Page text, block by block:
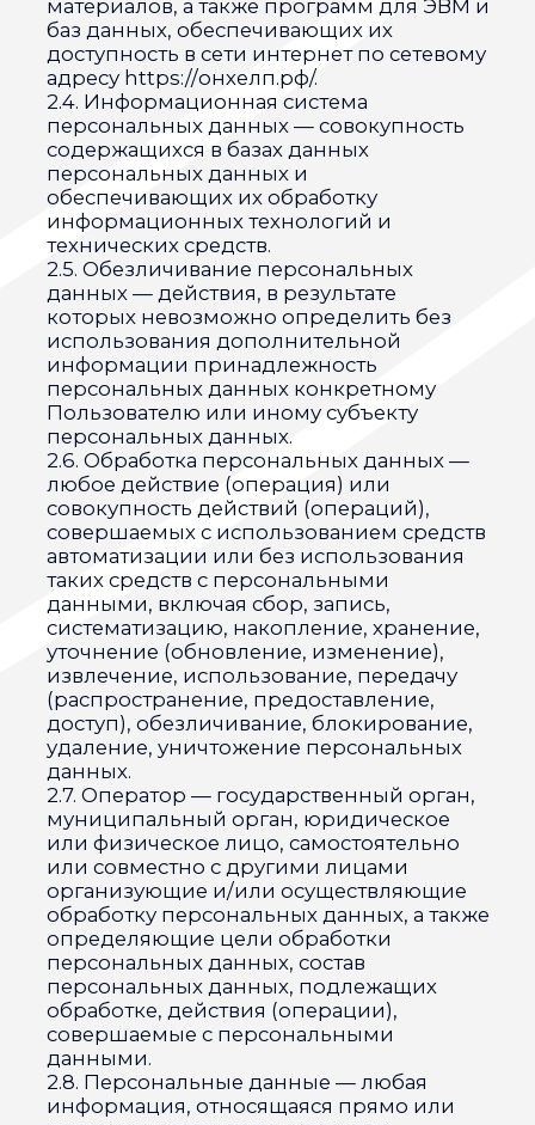
любое действие (операция) или
совокупность действий (операций),
совершаемых с использованием средств
автоматизации или без использования
таких средств с персональными
данными, включая сбор, запись,
систематизацию, накопление, хранение,
уточнение (обновление, изменение),
извлечение, использование, передачу
(распространение, предоставление,
доступ), обезличивание, блокирование,
удаление, уничтожение персональных
данных.
2.7. Оператор — государственный орган,
муниципальный орган, юридическое
или физическое лицо, самостоятельно
или совместно с другими лицами
организующие и/или осуществляющие
обработку персональных данных, а также
определяющие цели обработки
персональных данных, состав
персональных данных, подлежащих
обработке, действия (операции),
совершаемые с персональными
данными.
2.8. Персональные данные — любая
информация, относящаяся прямо или
косвенно к определенному или
определяемому Пользователю веб-сайта
https://онхелп.рф/.
2.9. Персональные данные,
разрешенные субъектом персональных
данных для распространения, —
персональные данные, доступ
неограниченного круга лиц к которым
предоставлен субъектом персональных
данных путем дачи согласия на
обработку персональных данных,
разрешенных субъектом персональных
данных для распространения в порядке,
предусмотренном Законом о
персональных данных (далее —
персональные данные, разрешенные
для распространения).
2.10. Пользователь — любой посетитель
веб-сайта https://онхелп.рф/.
2.11. Предоставление персональных
данных — действия, направленные на
раскрытие персональных данных
определенному лицу или
определенному кругу лиц.
2.12. Распространение персональных
данных — любые действия,
направленные на раскрытие
персональных данных
неопределенному кругу лиц (передача
персональных данных) или на
ознакомление с персональными
данными неограниченного круга лиц, в
том числе обнародование персональных
данных в средствах массовой
информации, размещение в
информационно-
телекоммуникационных сетях или
предоставление доступа к